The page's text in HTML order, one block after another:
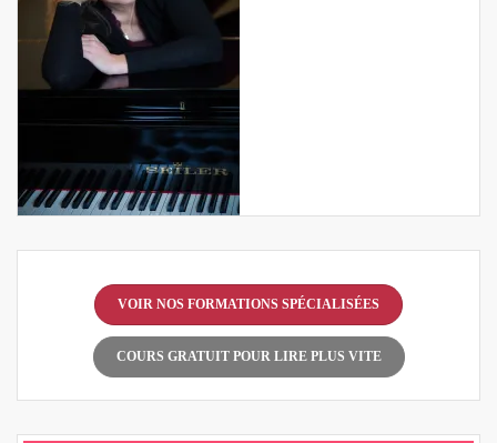
VOIR NOS FORMATIONS SPÉCIALISÉES
COURS GRATUIT POUR LIRE PLUS VITE